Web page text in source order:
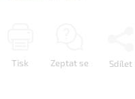
Tisk Zeptat se Sdílet